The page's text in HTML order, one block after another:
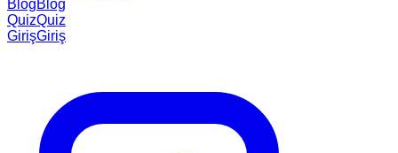
BlogBlog
QuizQuiz
GirişGiriş